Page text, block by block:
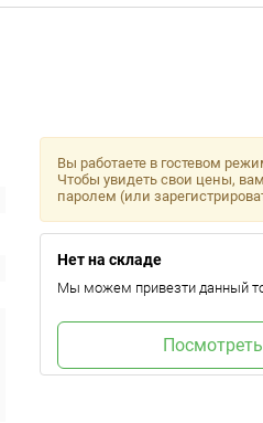
Вы работаете в гостевом
Чтобы увидеть свои цены,
паролем (или
Нет на складе
Мы можем привезти данный